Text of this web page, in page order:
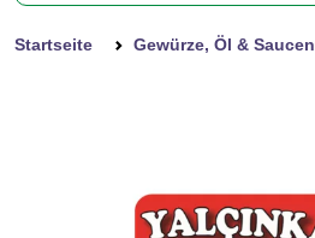
Startseite Gewürze, Öl & Saucen